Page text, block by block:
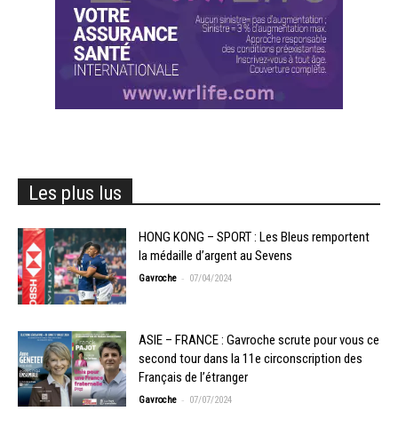
Les plus lus
HONG KONG – SPORT : Les Bleus remportent
la médaille d’argent au Sevens
Gavroche - 07/04/2024
ASIE – FRANCE : Gavroche scrute pour vous ce
second tour dans la 11e circonscription des
Français de l’étranger
Gavroche - 07/07/2024